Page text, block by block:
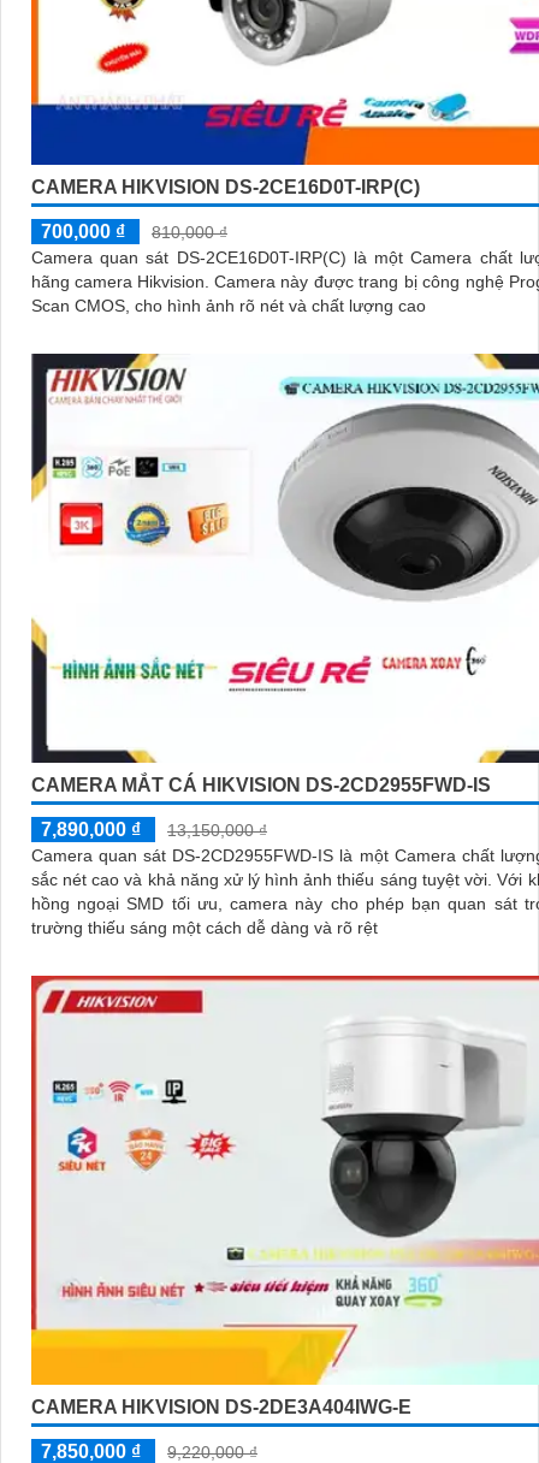
CAMERA HIKVISION DS-2CE16D0T-IRP(C)
700,000 ₫
810,000 ₫
Camera quan sát DS-2CE16D0T-IRP(C) là một Camera chất
hãng camera Hikvision. Camera này được trang bị công nghệ Progressive
Scan CMOS, cho hình ảnh rõ nét và chất lượng cao
CAMERA MẮT CÁ HIKVISION DS-2CD2955FWD-IS
7,890,000 ₫
13,150,000 ₫
Camera quan sát DS-2CD2955FWD-IS là một Camera chất
sắc nét cao và khả năng xử lý hình ảnh thiếu sáng tuyệt vời. Với khả năng
hồng ngoại SMD tối ưu, camera này cho phép bạn quan sát
trường thiếu sáng một cách dễ dàng và rõ rệt
CAMERA HIKVISION DS-2DE3A404IWG-E
7,850,000 ₫
9,220,000 ₫